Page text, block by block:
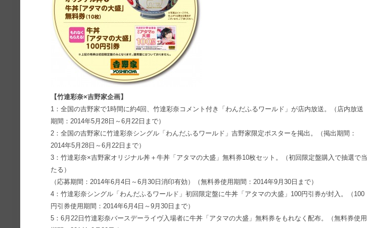
【竹達彩奈×吉野家企画】
1：全国の吉野家で1時間に約4回、竹達彩奈コメント付き「わんだふるワールド」が店内放送。（店内放送
期間：2014年5月28日～6月22日まで）
2：全国の吉野家に竹達彩奈シングル「わんだふるワールド」吉野家限定ポスターを掲出。（掲出期間：
2014年5月28日～6月22日まで）
3：竹達彩奈×吉野家オリジナル丼＋牛丼「アタマの大盛」無料券10枚セット。（初回限定盤購入で抽選で当
たる）
（応募期間：2014年6月4日～6月30日消印有効）（無料券使用期間：2014年9月30日まで）
4：竹達彩奈シングル「わんだふるワールド」初回限定盤に牛丼「アタマの大盛」100円引券が封入。（100
円引券使用期間：2014年6月4日～9月30日まで）
5：6月22日竹達彩奈バースデーライヴ入場者に牛丼「アタマの大盛」無料券をもれなく配布。（無料券使用